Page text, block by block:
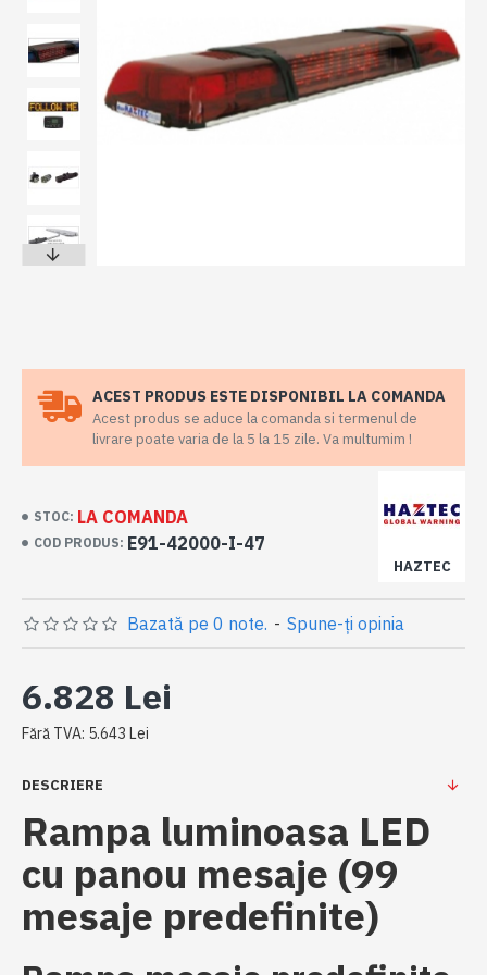
ACEST PRODUS ESTE DISPONIBIL LA COMANDA
Acest produs se aduce la comanda si termenul de
livrare poate varia de la 5 la 15 zile. Va multumim !
STOC: LA COMANDA
COD PRODUS: E91-42000-I-47
HAZTEC
Bazată pe 0 note. - Spune-ţi opinia
6.828 Lei
Fără TVA: 5.643 Lei
DESCRIERE
Rampa luminoasa LED
cu panou mesaje (99
mesaje predefinite)